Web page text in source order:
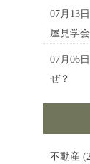
07月13日
屋見学
07月06日
ぜ？
不動産